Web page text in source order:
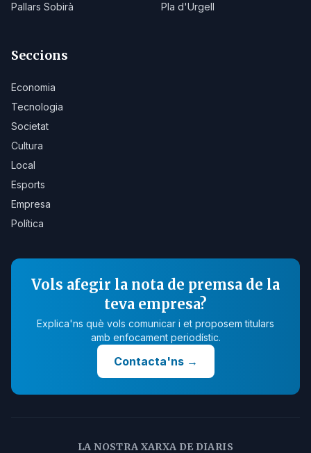
Pallars Sobirà
Pla d'Urgell
Seccions
Economia
Tecnologia
Societat
Cultura
Local
Esports
Empresa
Política
Vols afegir la nota de premsa de la
teva empresa?
Explica'ns què vols comunicar i et proposem titulars
amb enfocament periodístic.
Contacta'ns→
LA NOSTRA XARXA DE DIARIS